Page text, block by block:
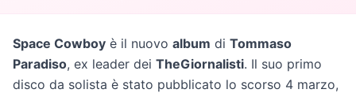
Space Cowboy è il nuovo album di Tommaso
Paradiso, ex leader dei TheGiornalisti. Il suo primo
disco da solista è stato pubblicato lo scorso 4 marzo,